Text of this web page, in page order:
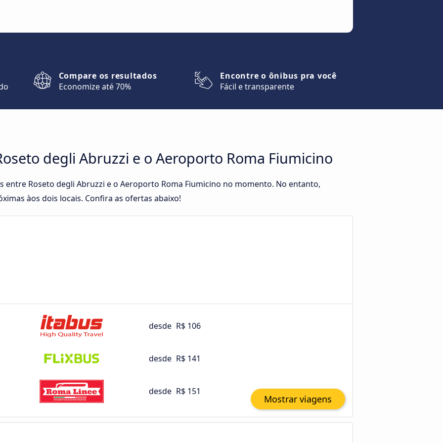
Compare os resultados
Economize até 70%
Encontre o ônibus pra você
Fácil e transparente
degli Abruzzi e o Aeroporto Roma Fiumicino
entre Roseto degli Abruzzi e o Aeroporto Roma Fiumicino no momento. No entanto,
àos dois locais. Confira as ofertas abaixo!
desde R$ 106
desde R$ 141
desde R$ 151
Mostrar viagens